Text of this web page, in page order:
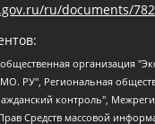
ru/documents/
общество "МЕМОРИАЛ", Городская общественная организация "Рязанское историко-просветительское и правозащитное общество "Мемориал" (Рязанский Мемориал), Челябинский региональный орган общественной самодеятельности – женское общественное объединение "Женщины Евразии", Челябинский региональный орган общественной самодеятельности "Уральская правозащитная группа", Фонд содействия защите здоровья и социальной справедливости имени Андрея Рылькова, Автономная Некоммерческая Организация "Аналитический Центр Юрия Левады", Автономная некоммерческая организация социальной поддержки населения "Проект Апрель", Региональная общественная организация помощи женщинам и детям, находящимся в кризисной ситуации "Информационно-методический центр "Анна", Фонд содействия развитию массовых коммуникаций и правовому просвещению "Так-так-Так", Фонд содействия устойчивому развитию "Серебряная тайга", Свердловский региональный общественный фонд социальных проектов "Новое время", "Idel.Реалии", Кавказ.Реалии, Крым.Реалии, Телеканал Настоящее Время, Татаро-башкирская служба Радио Свобода (Azatliq Radiosi), Радио Свободная Европа/Радио Свобода (PCE/PC), "Сибирь.Реалии", "Фактограф", Благотворительный фонд помощи осужденным и их семьям, Автономная